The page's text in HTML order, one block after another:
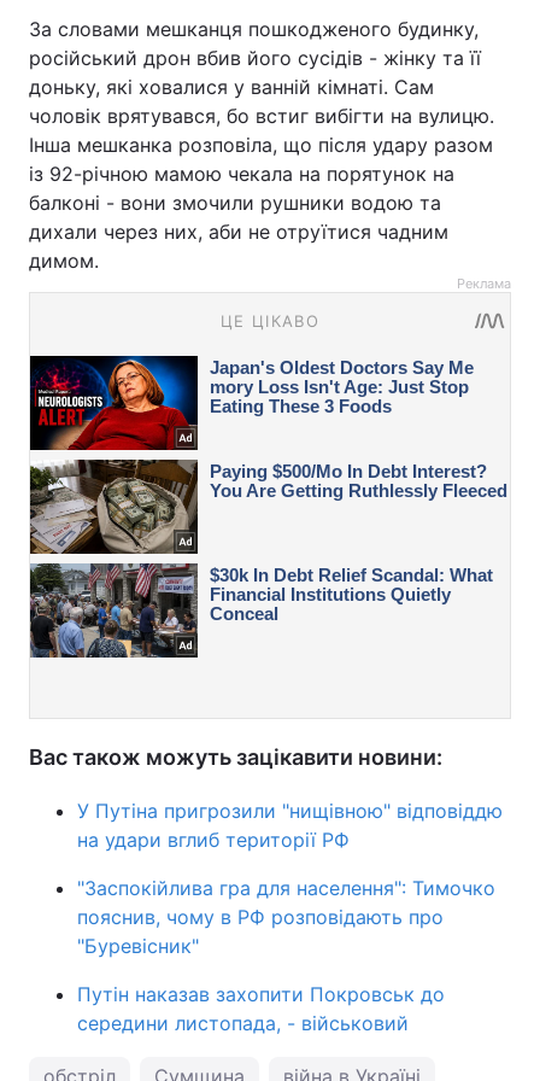
За словами мешканця пошкодженого будинку,
російський дрон вбив його сусідів - жінку та її
доньку, які ховалися у ванній кімнаті. Сам
чоловік врятувався, бо встиг вибігти на вулицю.
Інша мешканка розповіла, що після удару разом
із 92-річною мамою чекала на порятунок на
балконі - вони змочили рушники водою та
дихали через них, аби не отруїтися чадним
димом.
Реклама
Вас також можуть зацікавити новини:
У Путіна пригрозили "нищівною" відповіддю
на удари вглиб території РФ
"Заспокійлива гра для населення": Тимочко
пояснив, чому в РФ розповідають про
"Буревісник"
Путін наказав захопити Покровськ до
середини листопада, - військовий